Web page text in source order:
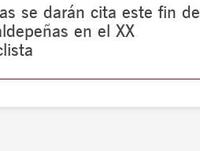
se darán cita este fin de
en el XX